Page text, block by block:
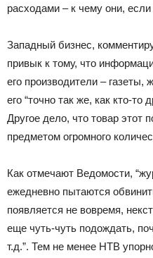
расходами – к чему они,
Западный бизнес,
привык к тому, что
его производители –
его “точно так же, как кто-то
Другое дело, что товар этот
предметом огромного
Как отмечают Ведомости,
ежедневно пытаются
появляется не вовремя,
еще чуть-чуть подождать,
т.д.”. Тем не менее НТВ